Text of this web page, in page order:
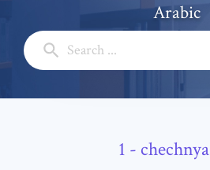
Arabic
- chechnya
Full Name: *
Subject: *
Comment: *